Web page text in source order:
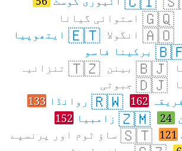
🇬🇶استوائی گیانا
🇦🇴انگولا 🇪🇹ایتھوپیا
برکینا فاسو
🇧🇯بینن 🇹🇿تنزانیہ
🇩🇯جبوتی
162
🇷🇼روانڈا 133
24
🇿🇲زامبیا 152
121
🇸🇹ساؤ ٹوم اور پرنسپے